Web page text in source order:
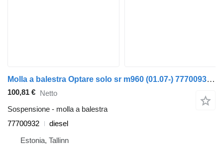
Molla a balestra Optare solo sr m960 (01.07-) 77700932 per autobus Optare Solo Sr, Tempo, Versa, Olymus, Toro (2004-)
100,81 € Netto
Sospensione - molla a balestra
77700932
diesel
Estonia, Tallinn